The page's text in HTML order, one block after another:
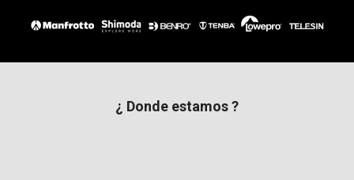
¿ Donde estamos ?